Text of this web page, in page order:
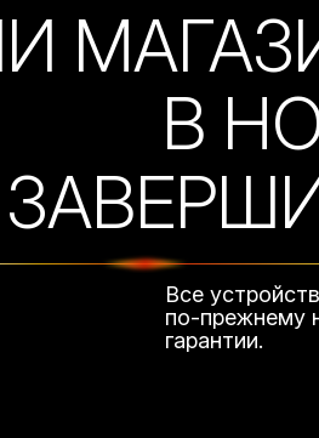
В
Все
по-прежнему
гарантии.